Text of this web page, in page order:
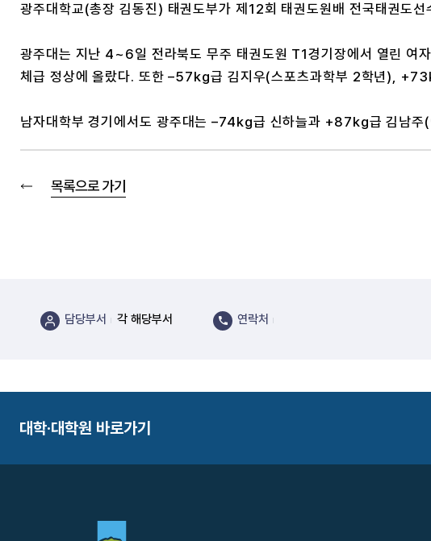
광주대학교(총장 김동진) 태권도부가 제12회 태권도원배 전국태권도
광주대는 지난 4~6일 전라북도 무주 태권도원 T1경기장에서 열린
체급 정상에 올랐다. 또한 –57kg급 김지우(스포츠과학부 2학년),
남자대학부 경기에서도 광주대는 –74kg급 신하늘과 +87kg급 김남
목록으로 가기
담당부서 각 해당부서 연락처
대학·대학원 바로가기